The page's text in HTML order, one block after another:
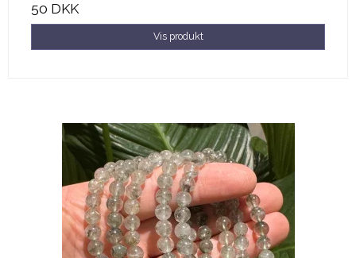
50 DKK
Vis produkt